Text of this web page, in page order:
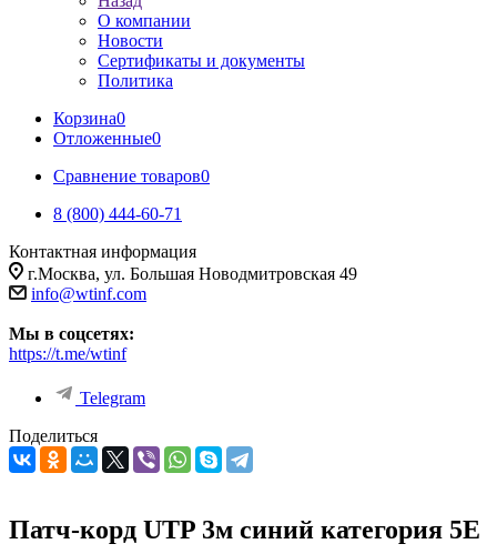
О компании
Новости
Сертификаты и документы
Политика
Корзина0
Отложенные0
Сравнение товаров0
8 (800) 444-60-71
Контактная информация
г.Москва, ул. Большая Новодмитровская 49
info@wtinf.com
Мы в соцсетях:
https://t.me/wtinf
Telegram
Поделиться
Патч-корд UTP 3м синий категория 5Е